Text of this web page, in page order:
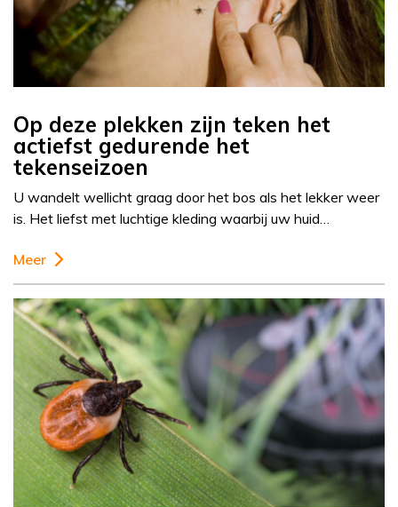
Op deze plekken zijn teken het
actiefst gedurende het
tekenseizoen
U wandelt wellicht graag door het bos als het lekker weer
is. Het liefst met luchtige kleding waarbij uw huid…
Meer